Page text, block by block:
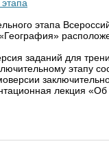
этапа
заданий для
этапу
лекция